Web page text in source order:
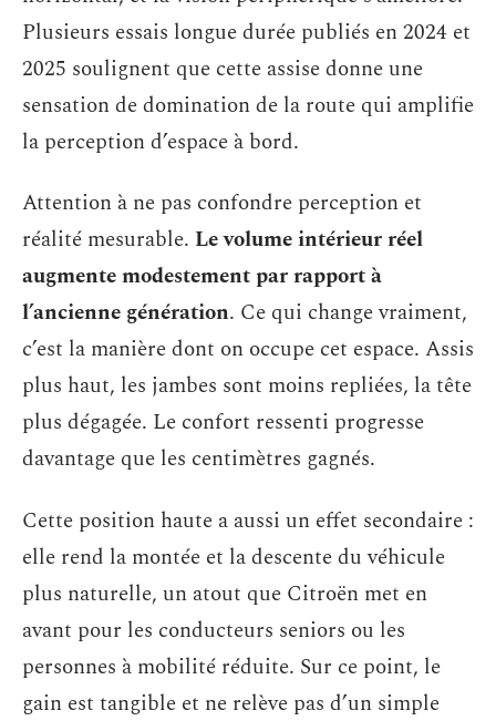
Plusieurs essais longue durée publiés en 2024 et
2025 soulignent que cette assise donne une
sensation de domination de la route qui amplifie
la perception d’espace à bord.
Attention à ne pas confondre perception et
réalité mesurable. Le volume intérieur réel
augmente modestement par rapport à
l’ancienne génération. Ce qui change vraiment,
c’est la manière dont on occupe cet espace. Assis
plus haut, les jambes sont moins repliées, la tête
plus dégagée. Le confort ressenti progresse
davantage que les centimètres gagnés.
Cette position haute a aussi un effet secondaire :
elle rend la montée et la descente du véhicule
plus naturelle, un atout que Citroën met en
avant pour les conducteurs seniors ou les
personnes à mobilité réduite. Sur ce point, le
gain est tangible et ne relève pas d’un simple